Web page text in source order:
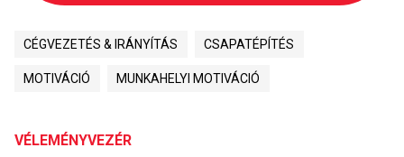
CÉGVEZETÉS & IRÁNYÍTÁS CSAPATÉPÍTÉS
MOTIVÁCIÓ MUNKAHELYI MOTIVÁCIÓ
VÉLEMÉNYVEZÉR